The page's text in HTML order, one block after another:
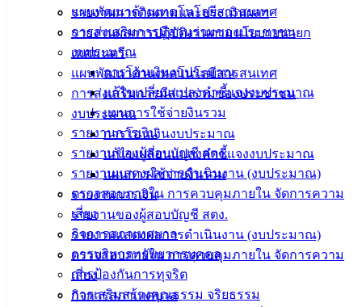
แผนพัฒนาด้านเทคโนโลยีสารสนเทศ
การส่งเสริมการมีส่วนร่วมของประชาชน
งบประมาณ
การโอนเงินงบประมาณ
แก้ไขเปลี่ยนแปลงคำชี้แจงงบประมาณ
แผนการใช้จ่ายงินรวม
รายงานการเงิน
รายงานของผู้สอบบัญชี สตง.
รายงานแสดงผลการดำเนินงาน (งบประมาณ)
ตรวจสอบภายใน การควบคุมภายใน จัดการความ
เสี่ยง
กิจการสภาเทศบาล
การบริหารทรัพยากรบุคคล
การป้องกันการทุจริต
การเสริมสร้างคุณธรรม จริยธรรม
รายงานการติดตามและประเมินผลฯ
รายงานผลการปฏิบัติงานตามนโยบายนายก
เทศมนตรี
แผนพัฒนาด้านเทคโนโลยีสารสนเทศ
การส่งเสริมการมีส่วนร่วมของประชาชน
งบประมาณ
การโอนเงินงบประมาณ
แก้ไขเปลี่ยนแปลงคำชี้แจงงบประมาณ
แผนการใช้จ่ายงินรวม
รายงานการเงิน
รายงานของผู้สอบบัญชี สตง.
รายงานแสดงผลการดำเนินงาน (งบประมาณ)
ตรวจสอบภายใน การควบคุมภายใน จัดการความ
เสี่ยง
กิจการสภาเทศบาล
📝 แล้วมาร่วมติดตามผลของการประชุม SDG Summit ไปกับ
เรา! 📚 อ่านเพิ่มเติมเกี่ยวกับ SDGs ทั้ง 17 ข้อได้ที่:
https://thailand.un.org/th/sdgs#GlobalGoals #17SDGsแค่นี้เรา
เทศบาล
เมืองอ่าง